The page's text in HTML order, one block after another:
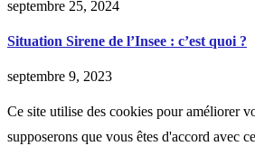
septembre 25, 2024
Situation Sirene de l’Insee : c’est quoi ?
septembre 9, 2023
Ce site utilise des cookies pour améliorer
supposerons que vous êtes d'accord avec